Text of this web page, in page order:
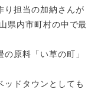
り担当の加納さんが
県内市町村の中で最
原料「い草の町」
ッドタウンとしても